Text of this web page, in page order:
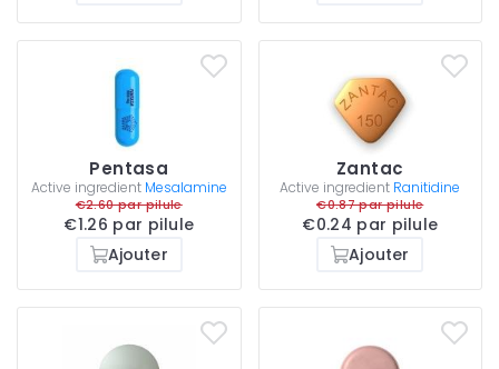
Pentasa
Active ingredient Mesalamine
€2.60 par pilule
€1.26 par pilule
Ajouter
Zantac
Active ingredient Ranitidine
€0.87 par pilule
€0.24 par pilule
Ajouter